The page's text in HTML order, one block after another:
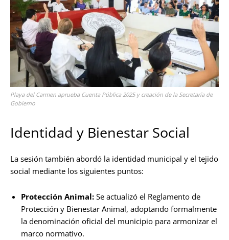
Playa del Carmen aprueba Cuenta Pública 2025 y creación de la Secretaría de
Gobierno
Identidad y Bienestar Social
La sesión también abordó la identidad municipal y el tejido
social mediante los siguientes puntos:
Protección Animal: Se actualizó el Reglamento de
Protección y Bienestar Animal, adoptando formalmente
la denominación oficial del municipio para armonizar el
marco normativo.